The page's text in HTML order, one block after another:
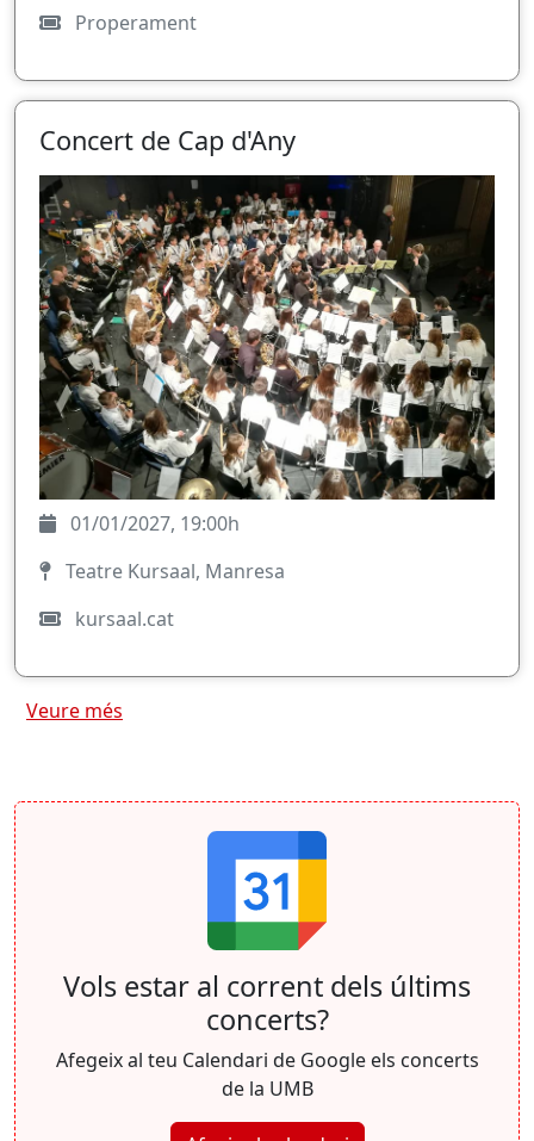
Properament
Concert de Cap d'Any
01/01/2027, 19:00h
Teatre Kursaal, Manresa
kursaal.cat
Veure més
Vols estar al corrent dels últims
concerts?
Afegeix al teu Calendari de Google els concerts
de la UMB